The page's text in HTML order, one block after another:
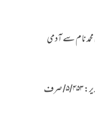
نام سے آدمی
ما ضر أحدكم لو كان في بيته محمد ومحمدان وثلاثة .( فیض القدیر: ۵/۴۵۳/ صرف